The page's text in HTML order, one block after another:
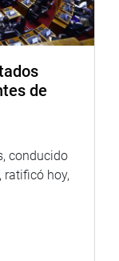
Saavedra,
las que la
la región San
la existencia
debido a que
zona, tarea
quincena
página web
de
conducido
ratificó hoy,